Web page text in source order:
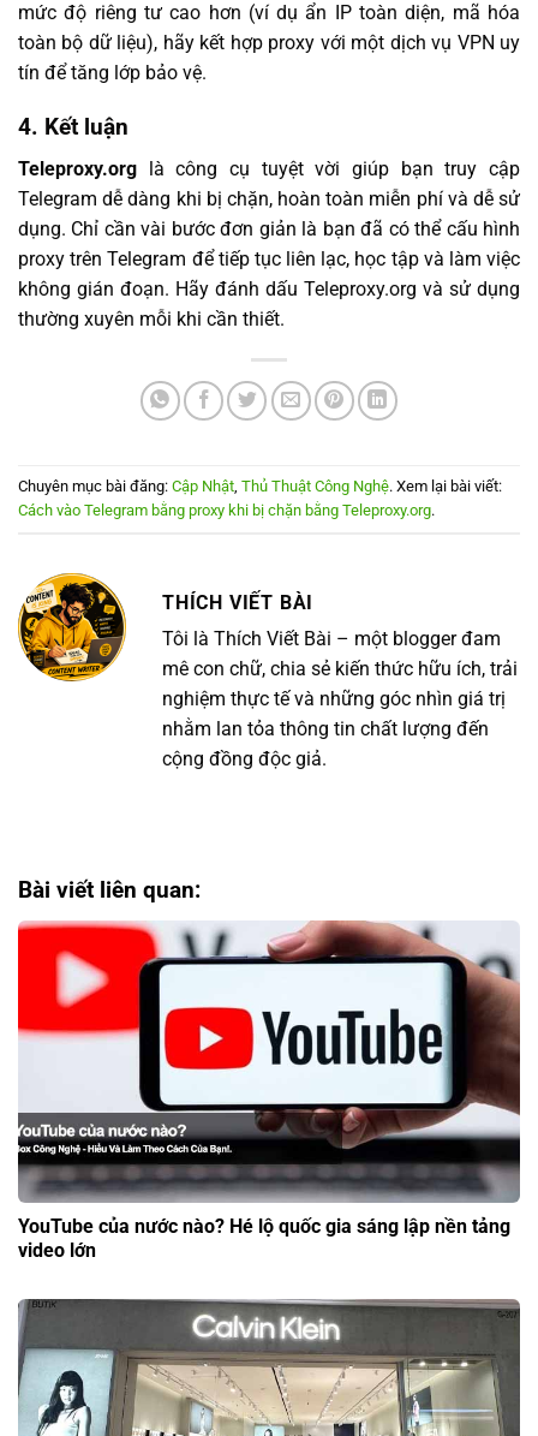
mức độ riêng tư cao hơn (ví dụ ẩn IP toàn diện, mã hóa
toàn bộ dữ liệu), hãy kết hợp proxy với một dịch vụ VPN uy
tín để tăng lớp bảo vệ.
4. Kết luận
Teleproxy.org là công cụ tuyệt vời giúp bạn truy cập
Telegram dễ dàng khi bị chặn, hoàn toàn miễn phí và dễ sử
dụng. Chỉ cần vài bước đơn giản là bạn đã có thể cấu hình
proxy trên Telegram để tiếp tục liên lạc, học tập và làm việc
không gián đoạn. Hãy đánh dấu Teleproxy.org và sử dụng
thường xuyên mỗi khi cần thiết.
Chuyên mục bài đăng: Cập Nhật Thủ Thuật Công Nghệ. Xem lại bài viết:
Cách vào Telegram bằng proxy khi bị chặn bằng Teleproxy.org.
THÍCH VIẾT BÀI
Tôi là Thích Viết Bài – một blogger đam
mê con chữ, chia sẻ kiến thức hữu ích, trải
nghiệm thực tế và những góc nhìn giá trị
nhằm lan tỏa thông tin chất lượng đến
cộng đồng độc giả.
Bài viết liên quan:
YouTube của nước nào? Hé lộ quốc gia sáng lập nền tảng
video lớn